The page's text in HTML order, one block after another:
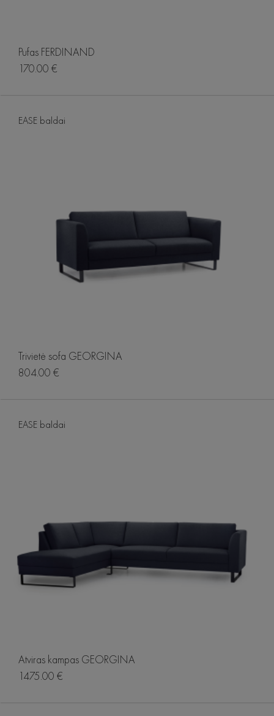
Pufas FERDINAND
170.00 €
EASE baldai
Trivietė sofa GEORGINA
804.00 €
EASE baldai
Atviras kampas GEORGINA
1475.00 €